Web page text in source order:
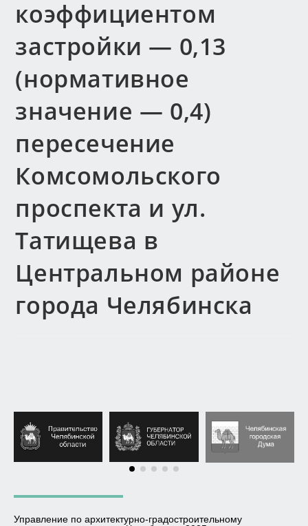
коэффициентом
застройки — 0,13
(нормативное
значение — 0,4)
пересечение
Комсомольского
проспекта и ул.
Татищева в
Центральном районе
города Челябинска
Управление по архитектурно-градостроительному